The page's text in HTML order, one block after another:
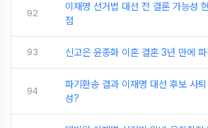
92
이재명 선거법 대선 전 결론 가능성
점
93 신고은 윤종화 이혼 결혼 3년 만에
94
파기환송 결과 이재명 대선 후보 사
성?